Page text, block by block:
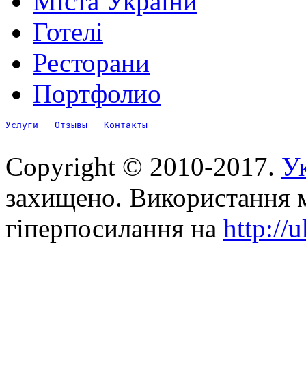
Готелі
Ресторани
Портфолио
Услуги Отзывы Контакты
Copyright © 2010-2017.
захищено. Використання
гіперпосилання на http://